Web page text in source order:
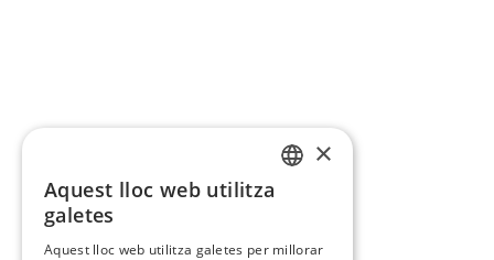
×
Aquest lloc web utilitza
galetes
Aquest lloc web utilitza galetes per millorar